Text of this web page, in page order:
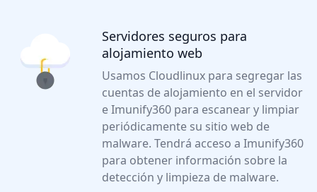
Servidores seguros para
alojamiento web
Usamos Cloudlinux para segregar las
cuentas de alojamiento en el servidor
e Imunify360 para escanear y limpiar
periódicamente su sitio web de
malware. Tendrá acceso a Imunify360
para obtener información sobre la
detección y limpieza de malware.